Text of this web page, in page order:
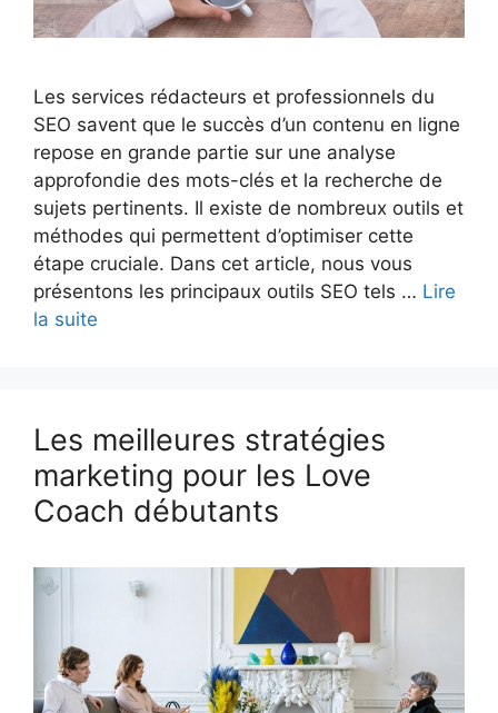
Les services rédacteurs et professionnels du
SEO savent que le succès d’un contenu en ligne
repose en grande partie sur une analyse
approfondie des mots-clés et la recherche de
sujets pertinents. Il existe de nombreux outils et
méthodes qui permettent d’optimiser cette
étape cruciale. Dans cet article, nous vous
présentons les principaux outils SEO tels … Lire
la suite
Les meilleures stratégies
marketing pour les Love
Coach débutants